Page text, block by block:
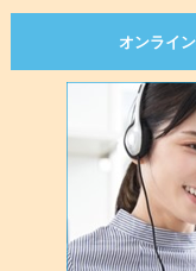
オンライ